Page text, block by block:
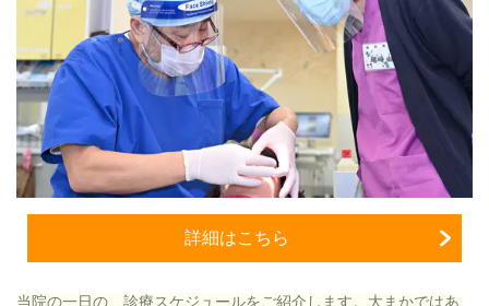
詳細はこちら
当院の一日の、診療スケジュールをご紹介します。大まかではあ